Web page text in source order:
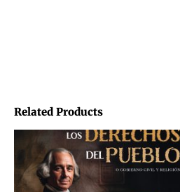
Related Products